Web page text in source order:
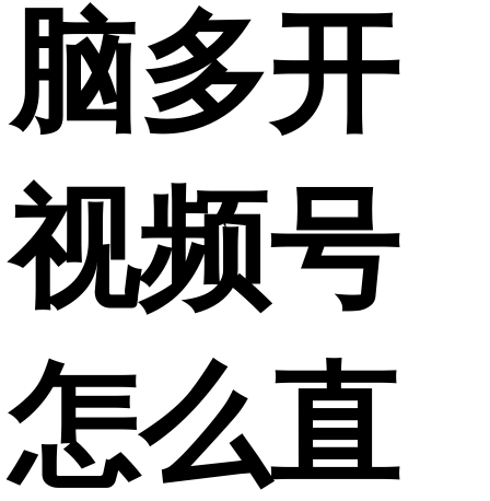
脑多开
视频号
怎么直